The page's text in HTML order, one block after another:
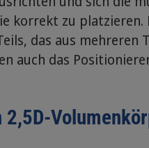
korrekt zu platzieren.
das aus mehreren
auch das